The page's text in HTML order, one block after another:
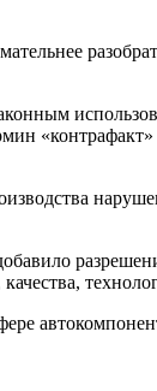
«контрафакт»